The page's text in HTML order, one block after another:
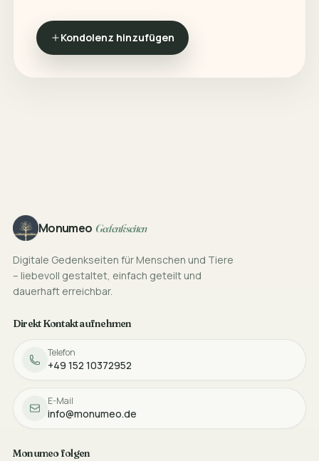
Kondolenz hinzufügen
FooterMonumeo Gedenkseiten
Digitale Gedenkseiten für Menschen und Tiere
– liebevoll gestaltet, einfach geteilt und
dauerhaft erreichbar.
Direkt Kontakt aufnehmen
Telefon
+49 152 10372952
E-Mail
info@monumeo.de
Monumeo folgen